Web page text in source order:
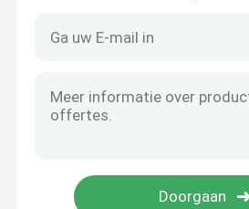
kabelspinmachine
koperen lasmachine